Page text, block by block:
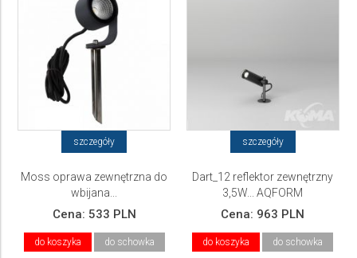
szczegóły
Moss oprawa zewnętrzna do
wbijana...
Cena: 533 PLN
do koszyka do schowka
szczegóły
Dart_12 reflektor zewnętrzny
3,5W... AQFORM
Cena: 963 PLN
do koszyka do schowka